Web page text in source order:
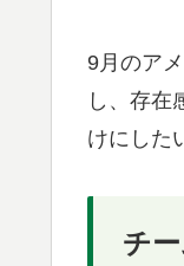
9月のア
し、存在
けにした
チ